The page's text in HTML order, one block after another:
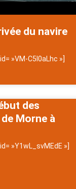
du navire
»VM-C5l0aLhc »]
des
Morne à
»Y1wL_svMEdE »]